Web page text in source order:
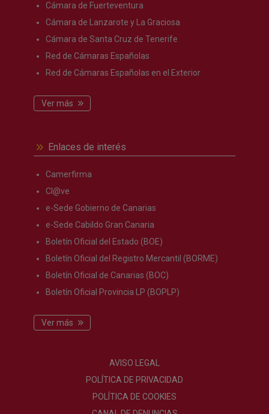
Cámara de Fuerteventura
Cámara de Lanzarote y La Graciosa
Cámara de Santa Cruz de Tenerife
Red de Cámaras Españolas
Red de Cámaras Españolas en el Exterior
Ver más
Enlaces de interés
Camerfirma
Cl@ve
e-Sede Gobierno de Canarias
e-Sede Cabildo Gran Canaria
Boletín Oficial del Estado (BOE)
Boletín Oficial del Registro Mercantil (BORME)
Boletín Oficial de Canarias (BOC)
Boletín Oficial Provincia LP (BOPLP)
Ver más
AVISO LEGAL
POLÍTICA DE PRIVACIDAD
POLÍTICA DE COOKIES